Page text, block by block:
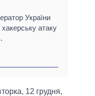
України
атаку
12 грудня,